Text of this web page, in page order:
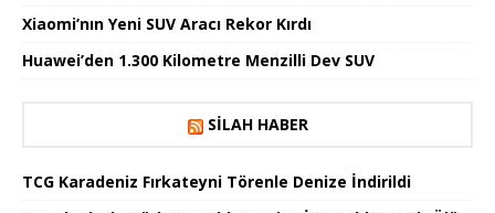
Xiaomi’nın Yeni SUV Aracı Rekor Kırdı
Huawei’den 1.300 Kilometre Menzilli Dev SUV
SILAH HABER
TCG Karadeniz Fırkateyni Törenle Denize İndirildi